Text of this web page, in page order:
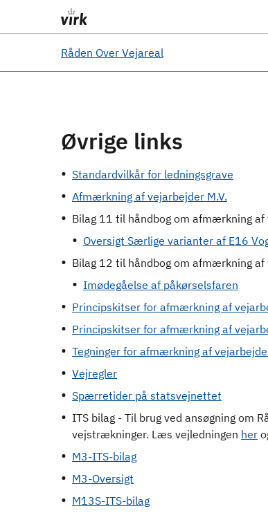
Råden Over Vejareal
Øvrige links
Standardvilkår for ledningsgrave
Afmærkning af vejarbejder M.V.
Bilag 11 til håndbog om afmærkning af
Oversigt Særlige varianter af E16
Bilag 12 til håndbog om afmærkning af
Imødegåelse af påkørselsfaren
Principskitser for afmærkning af
Principskitser for afmærkning af
Tegninger for afmærkning af
Vejregler
Spærretider på statsvejnettet
ITS bilag - Til brug ved ansøgning om
vejstrækninger. Læs vejledningen her
M3-ITS-bilag
M3-Oversigt
M13S-ITS-bilag